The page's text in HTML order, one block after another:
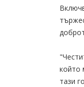
който
тази